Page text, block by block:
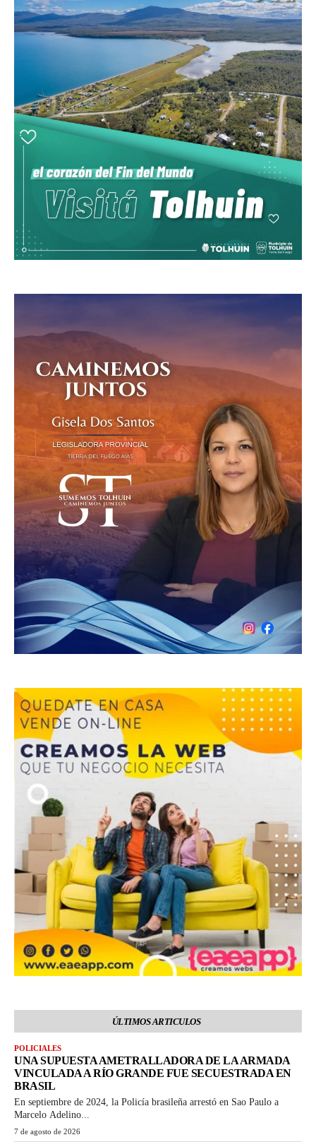
ÚLTIMOS ARTICULOS
POLICIALES
UNA SUPUESTA AMETRALLADORA DE LA ARMADA
VINCULADA A RÍO GRANDE FUE SECUESTRADA EN
BRASIL
En septiembre de 2024, la Policía brasileña arrestó en Sao Paulo a
Marcelo Adelino...
7 de agosto de 2026